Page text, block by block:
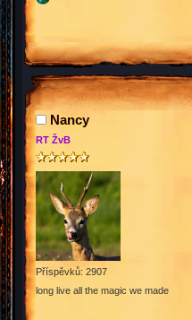
Nancy
RT ŽvB
Příspěvků: 2907
long live all the magic we made